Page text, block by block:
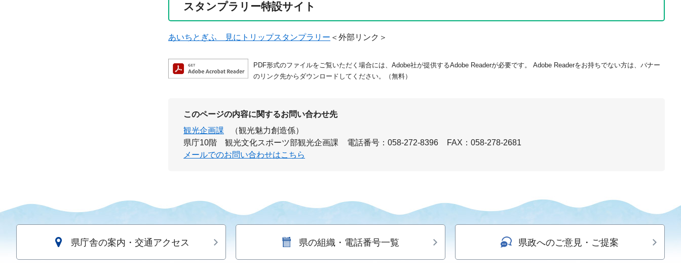
スタンプラリー特設サイト
あいちとぎふ 見にトリップスタンプラリー ＜外部リンク＞
PDF形式のファイルをご覧いただく場合には、Adobe社が提供するAdobe Readerが必要です。
Adobe Readerをお持ちでない方は、バナー
のリンク先からダウンロードしてください。（無料）
このページの内容に関するお問い合わせ先
観光企画課
（観光魅力創造係）
県庁10階 観光文化スポーツ部観光企画課
電話番号：058-272-8396
FAX：058-278-2681
メールでのお問い合わせはこちら
県庁舎の案内・交通アクセス 県の組織・電話番号一覧 県政へのご意見・ご提案